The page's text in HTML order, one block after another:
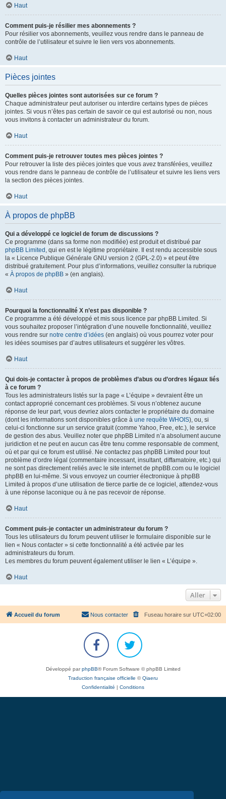
Haut
Comment puis-je résilier mes abonnements ?
Pour résilier vos abonnements, veuillez vous rendre dans le panneau de
contrôle de l’utilisateur et suivre le lien vers vos abonnements.
Haut
Pièces jointes
Quelles pièces jointes sont autorisées sur ce forum ?
Chaque administrateur peut autoriser ou interdire certains types de pièces
jointes. Si vous n’êtes pas certain de savoir ce qui est autorisé ou non, nous
vous invitons à contacter un administrateur du forum.
Haut
Comment puis-je retrouver toutes mes pièces jointes ?
Pour retrouver la liste des pièces jointes que vous avez transférées, veuillez
vous rendre dans le panneau de contrôle de l’utilisateur et suivre les liens vers
la section des pièces jointes.
Haut
À propos de phpBB
Qui a développé ce logiciel de forum de discussions ?
Ce programme (dans sa forme non modifiée) est produit et distribué par
phpBB Limited , qui en est le légitime propriétaire. Il est rendu accessible sous
la « Licence Publique Générale GNU version 2 (GPL-2.0) » et peut être
distribué gratuitement. Pour plus d’informations, veuillez consulter la rubrique
« À propos de phpBB » (en anglais).
Haut
Pourquoi la fonctionnalité X n’est pas disponible ?
Ce programme a été développé et mis sous licence par phpBB Limited. Si
vous souhaitez proposer l’intégration d’une nouvelle fonctionnalité, veuillez
vous rendre sur notre centre d’idées (en anglais) où vous pourrez voter pour
les idées soumises par d’autres utilisateurs et suggérer les vôtres.
Haut
Qui dois-je contacter à propos de problèmes d’abus ou d’ordres légaux liés
à ce forum ?
Tous les administrateurs listés sur la page « L’équipe » devraient être un
contact approprié concernant ces problèmes. Si vous n’obtenez aucune
réponse de leur part, vous devriez alors contacter le propriétaire du domaine
(dont les informations sont disponibles grâce à une requête WHOIS), ou, si
celui-ci fonctionne sur un service gratuit (comme Yahoo, Free, etc.), le service
de gestion des abus. Veuillez noter que phpBB Limited n’a absolument aucune
juridiction et ne peut en aucun cas être tenu comme responsable de comment,
où et par qui ce forum est utilisé. Ne contactez pas phpBB Limited pour tout
problème d’ordre légal (commentaire incessant, insultant, diffamatoire, etc.) qui
ne sont pas directement reliés avec le site internet de phpBB.com ou le logiciel
phpBB en lui-même. Si vous envoyez un courrier électronique à phpBB
Limited à propos d’une utilisation de tierce partie de ce logiciel, attendez-vous
à une réponse laconique ou à ne pas recevoir de réponse.
Haut
Comment puis-je contacter un administrateur du forum ?
Tous les utilisateurs du forum peuvent utiliser le formulaire disponible sur le
lien « Nous contacter » si cette fonctionnalité a été activée par les
administrateurs du forum.
Les membres du forum peuvent également utiliser le lien « L’équipe ».
Haut
Aller
Accueil du forum Fuseau horaire sur UTC+02:00
Nous contacter
Développé parphpBB® Forum Software © phpBB Limited
Traduction française officielle ©Qiaeru
Confidentialité
Conditions